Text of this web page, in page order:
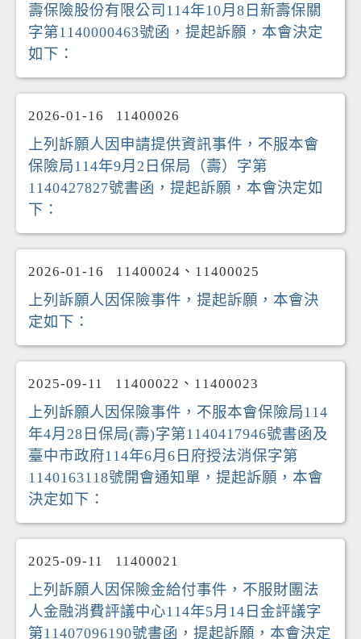
壽保險股份有限公司114年10月8日新壽保關
字第1140000463號函，提起訴願，本會決定
如下：
2026-01-16 11400026
上列訴願人因申請提供資訊事件，不服本會
保險局114年9月2日保局（壽）字第
1140427827號書函，提起訴願，本會決定如
下：
2026-01-16 11400024、11400025
上列訴願人因保險事件，提起訴願，本會決
定如下：
2025-09-11 11400022、11400023
上列訴願人因保險事件，不服本會保險局114
年4月28日保局(壽)字第1140417946號書函及
臺中市政府114年6月6日府授法消保字第
1140163118號開會通知單，提起訴願，本會
決定如下：
2025-09-11 11400021
上列訴願人因保險金給付事件，不服財團法
人金融消費評議中心114年5月14日金評議字
第11407096190號書函，提起訴願，本會決定